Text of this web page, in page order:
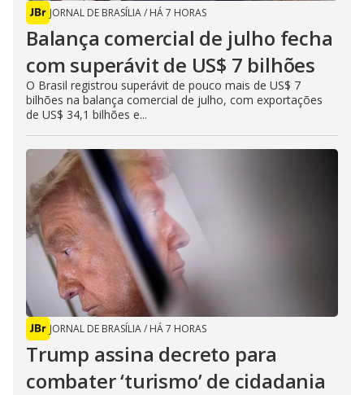
JORNAL DE BRASÍLIA/ HÁ 7 HORAS
Balança comercial de julho fecha
com superávit de US$ 7 bilhões
O Brasil registrou superávit de pouco mais de US$ 7
bilhões na balança comercial de julho, com exportações
de US$ 34,1 bilhões e...
JORNAL DE BRASÍLIA/ HÁ 7 HORAS
Trump assina decreto para
combater ‘turismo’ de cidadania